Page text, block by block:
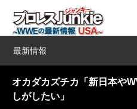
最新情報
オカダカズチカ「新日本や
しがしたい」